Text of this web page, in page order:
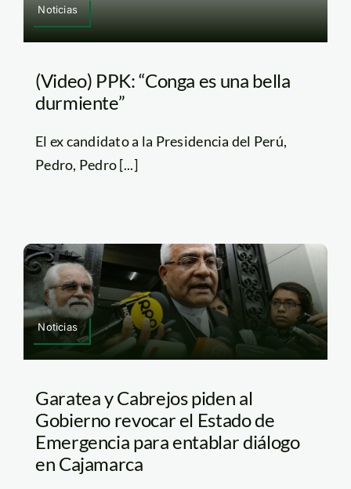
Noticias
(Video) PPK: “Conga es una bella
durmiente”
El ex candidato a la Presidencia del Perú,
Pedro, Pedro [...]
Noticias
Garatea y Cabrejos piden al
Gobierno revocar el Estado de
Emergencia para entablar diálogo
en Cajamarca